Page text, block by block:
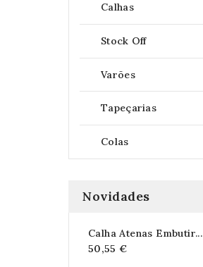
Calhas
Stock Off
Varões
Tapeçarias
Colas
Novidades
Calha Atenas Embutir...
50,55 €